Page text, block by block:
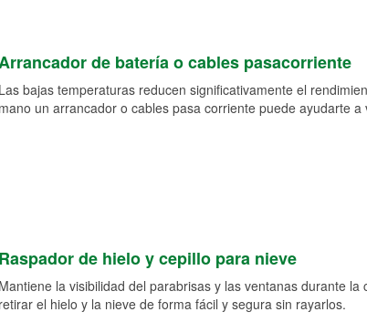
de batería o cables pasacorriente
Las bajas temperaturas reducen significativamente el
mano un arrancador o cables pasa corriente puede ayudarte
Raspador de hielo y cepillo para nieve
Mantiene la visibilidad del parabrisas y las ventanas durante
retirar el hielo y la nieve de forma fácil y segura sin rayarlos.